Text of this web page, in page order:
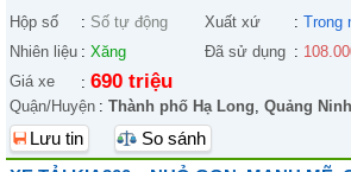
Hộp số : Số tự động Xuất xứ : Trong
Nhiên liệu : Xăng Đã sử dụng :
Giá xe
: 690 triệu
Quận/Huyện : Thành phố Hạ Long, Quảng Ninh
Lưu tin
So sánh